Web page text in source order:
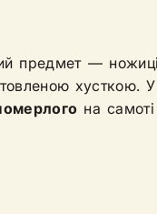
предмет —
хусткою.
на